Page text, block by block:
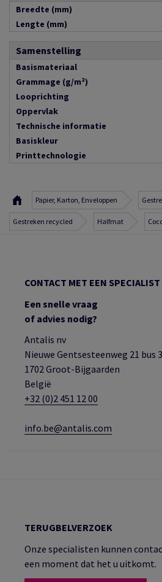
Breedte (mm)
Lengte (mm)
Samenstelling
Basismateriaal
Grammage (g/m²)
Looprichting
Oppervlak
Technische informatie
Basiskleur
Printtechnologie
Papier, Karton, Enveloppen
Gestreken recycled Halfmat
CONTACT MET EEN SPECIALIST
Een snelle vraag
of advies nodig?
Antalis nv
Nieuwe Gentsesteenweg 21 bus 3
1702 Groot-Bijgaarden
België
+32 (0)2 451 12 00
info.be@antalis.com
TERUGBELVERZOEK
Onze specialisten kunnen
een moment dat het u uitkomt.